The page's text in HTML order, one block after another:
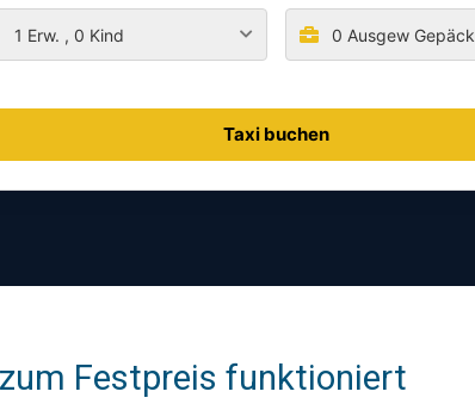
1 Erw. , 0 Kind 0 Ausgew Gepäck
Taxi buchen
Festpreis funktioniert